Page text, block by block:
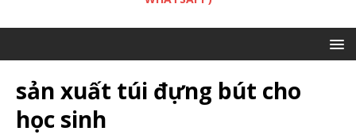
sản xuất túi đựng bút cho
học sinh